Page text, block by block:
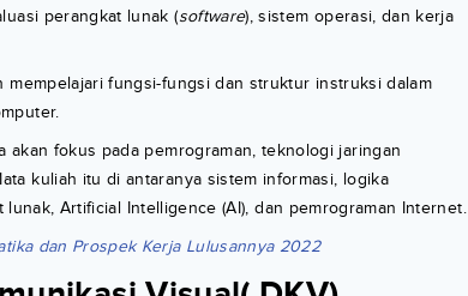
perangkat lunak (software), sistem operasi, dan kerja
mempelajari fungsi-fungsi dan struktur instruksi dalam
fokus pada pemrograman, teknologi jaringan
kuliah itu di antaranya sistem informasi, logika
Artificial Intelligence (AI), dan pemrograman Internet.
dan Prospek Kerja Lulusannya 2022